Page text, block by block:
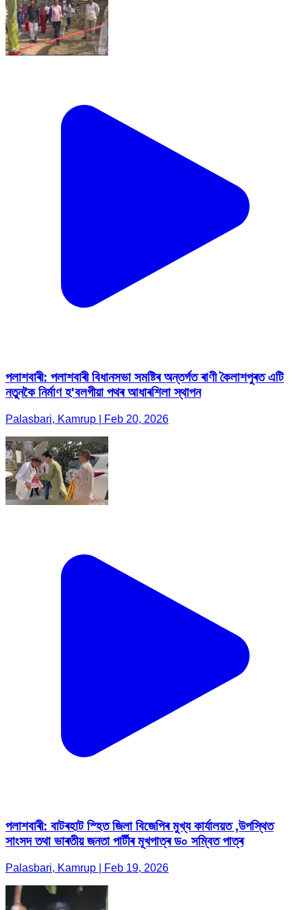
পলাশবাৰী: পলাশবাৰী বিধানসভা সমষ্টিৰ অন্তৰ্গত ৰাণী কৈলাশপুৰত এটি
নতুনকৈ নিৰ্মাণ হ'বলগীয়া পথৰ আধাৰশিলা স্থাপন
Palasbari, Kamrup | Feb 20, 2026
পলাশবাৰী: বাটৰহাট স্হিত জিলা বিজেপিৰ মুখ্য কাৰ্যালয়ত ,উপস্থিত
সাংসদ তথা ভাৰতীয় জনতা পাৰ্টীৰ মূখপাত্ৰ ড০ সম্বিত পাত্ৰ
Palasbari, Kamrup | Feb 19, 2026